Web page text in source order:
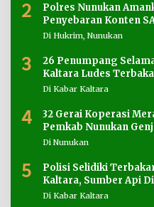
2
Polres Nunukan
Penyebaran Konten
Di Hukrim, Nunukan
3
26 Penumpang
Kaltara Ludes
Di Kabar Kaltara
4
32 Gerai Koperasi
Pemkab Nunukan
Di Nunukan
5
Polisi Selidiki
Kaltara, Sumber Api
Di Kabar Kaltara